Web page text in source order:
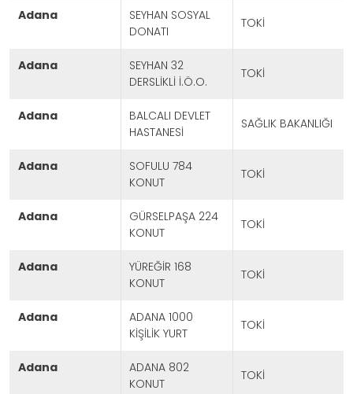
adana
SEYHAN SOSYAL
DONATI
TOKİ
adana
SEYHAN 32
DERSLİKLİ İ.Ö.O.
TOKİ
adana
BALCALI DEVLET
HASTANESİ
SAĞLIK BAKANLIĞI
adana
SOFULU 784
KONUT
TOKİ
adana
GÜRSELPAŞA 224
KONUT
TOKİ
adana
YÜREĞİR 168
KONUT
TOKİ
adana
ADANA 1000
KİŞİLİK YURT
TOKİ
adana
ADANA 802
KONUT
TOKİ